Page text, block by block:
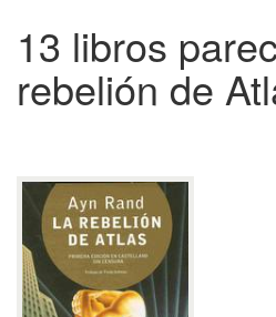
13 libros
rebelión de